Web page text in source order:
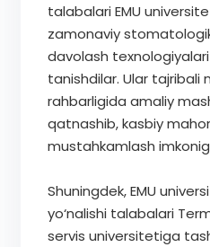
talabalari EMU
zamonaviy
davolash
tanishdilar. Ular tajribali
rahbarligida amaliy
qatnashib, kasbiy
mustahkamlash
Shuningdek, EMU
yo‘nalishi talabalari
servis universitetiga